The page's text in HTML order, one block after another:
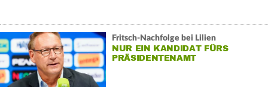
Fritsch-Nachfolge bei Lilien
NUR EIN KANDIDAT FÜRS
PRÄSIDENTENAMT